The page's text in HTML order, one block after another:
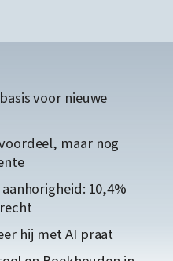
voor nieuwe
maar nog
10,4%
hij met AI praat